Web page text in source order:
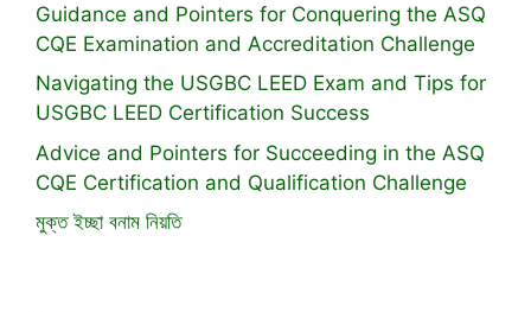
Guidance and Pointers for Conquering the ASQ
CQE Examination and Accreditation Challenge
Navigating the USGBC LEED Exam and Tips for
USGBC LEED Certification Success
Advice and Pointers for Succeeding in the ASQ
CQE Certification and Qualification Challenge
মুক্ত ইচ্ছা বনাম নিয়তি